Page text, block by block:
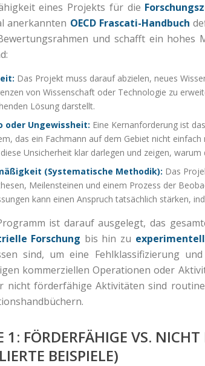
eines Projekts für die
anerkannten OECD Frascati-Handbuch
und schafft ein hohes
Das Projekt muss darauf abzielen, neues
von Wissenschaft oder Technologie zu
Lösung darstellt.
oder Ungewissheit: Eine Kernanforderung ist
das ein Fachmann auf dem Gebiet nicht
Unsicherheit klar darlegen und zeigen,
(Systematische Methodik): Das
Meilensteinen und einem Prozess der
kann einen Anspruch tatsächlich stärken,
ist darauf ausgelegt, das
Forschung bis hin zu
sind, um eine Fehlklassifizierung
kommerziellen Operationen oder
nicht förderfähige Aktivitäten sind
1: FÖRDERFÄHIGE VS.
BEISPIELE)